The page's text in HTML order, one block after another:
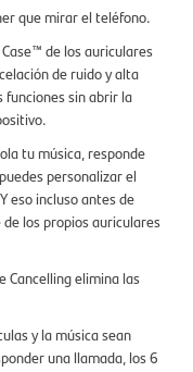
que mirar el teléfono.
de los auriculares
de ruido y alta
funciones sin abrir la
tu música, responde
personalizar el
eso incluso antes de
los propios auriculares
Cancelling elimina las
y la música sean
una llamada, los 6